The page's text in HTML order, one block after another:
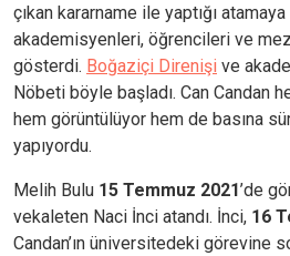
çıkan kararname ile yaptığı
akademisyenleri, öğrencileri ve
gösterdi. Boğaziçi Direnişi ve
Nöbeti böyle başladı. Can Candan
hem görüntülüyor hem de basına
yapıyordu.
Melih Bulu 15 Temmuz 2021’de
vekaleten Naci İnci atandı. İnci, 16
Candan’ın üniversitedeki görevine